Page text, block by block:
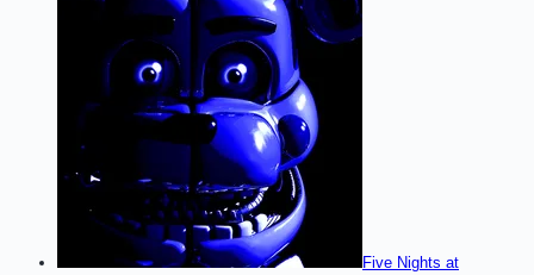
Five Nights at